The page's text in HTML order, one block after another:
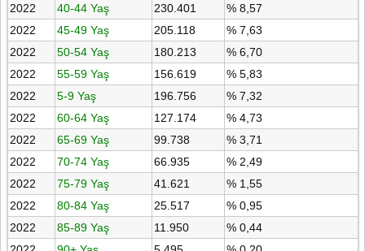
2022
40-44 Yaş 230.401
% 8,57
2022
45-49 Yaş 205.118
% 7,63
2022
50-54 Yaş 180.213
% 6,70
2022
55-59 Yaş 156.619
% 5,83
2022
5-9 Yaş 196.756
% 7,32
2022
60-64 Yaş 127.174
% 4,73
2022
65-69 Yaş 99.738
% 3,71
2022
70-74 Yaş 66.935
% 2,49
2022
75-79 Yaş 41.621
% 1,55
2022
80-84 Yaş 25.517
% 0,95
2022
85-89 Yaş 11.950
% 0,44